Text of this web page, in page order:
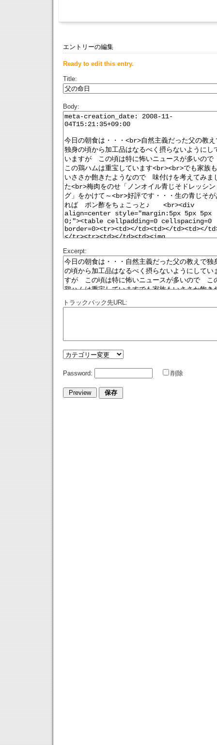
エントリーの編集
Ready to edit this entry.
Title:
Body:
Excerpt:
トラックバック先URL:
Password: 削除